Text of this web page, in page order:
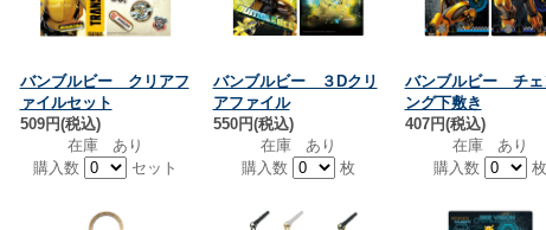
バンブルビー クリアフ
ァイルセット
509円(税込)
在庫 あり
購入数
セット
バンブルビー ３Dクリ
アファイル
550円(税込)
在庫 あり
購入数
枚
バンブルビー チェ
ング下敷き
407円(税込)
在庫 あり
購入数
枚